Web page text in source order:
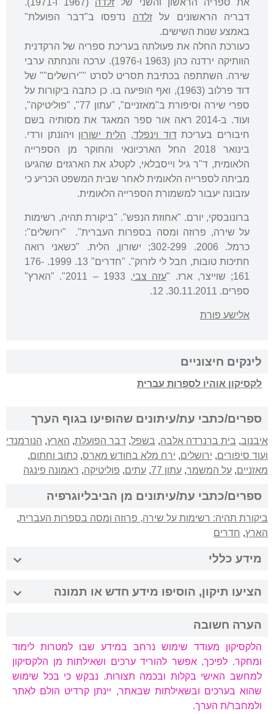
את ספריה הראשון והשני של זלדה
(1967 ו-1971).
דבריה הראשונים עלזלדה נדפסו ב"דבר הפועלת"
באמצע שנות השישים.
כעורכת החלה את פעולתה בעריכת ספריה של הרקדנית
הוותיקה ירדנה כהן (1963 ו-1976). ערכה והנחתה ערבי
שירה. השתתפה בכתיבת תסריט לסרט ""ירושלים"" של
דוד פרלוב (1963), ואף הופיעה בו. כן כתבה ביקורות על
ספרי שירה וסיפורת ב"מאזניים", "עתון 77", "פוליטיקה",
ועוד. ב-2014 ראה אור ספר המאגד את מסותיה בשם
חיבורים בעריכתדוד וינפלד, הלית ישורון ויהונתן ורדי.
בינואר 2018 החל הארכיונאי והחוקר מן הספרייה
הלאומית, ד"ר גיל וייסבלאי, לקטלג את הארגזים שהגיעו
מביתה לספרייה הלאומית לאחר שבית המשפט הכריע כי
עזבונה יעבור למשמורת הספרייה הלאומית.
ברונובסקי, יורם. "אחוזת הנפש". "ביקורת תהיה, רשימות
על שירה, פרוזה ומסה בספרות העברית". ‬ "ירושלים":
כרמל. 2006. 302-299; ישורון, הלית. "כשאני רואה
חתיכות טובות, חבל לי לזרוק". "חדרים" 13. 1999. 176-
161; שוייצר, ארז. "
עזה צבי
, 1933 – 2011". "הארץ"
ספרים. 30.11.2011. 12.
אלישע פורת
לינקים חיצוניים
לקסיקון אוהיו לספרות עברית
ספרים/כתבי עת/עיתונים שהופיעו בגוף הערך
איבנוב, בית ברנרדה אלבה, בשפל, דבר הפועלת, הארץ, הנורמנדי
ועוד סיפורים, ירושלים, ירח מלא בחודש מארס, כתוב וחתום,
מאזניים, על המשמר, עתון 77 , עתים, פוליטיקה, ראמונה פינגה
ספרים/כתבי עת/עיתונים מן הביבליוגרפיה
ביקורת תהיה: רשימות על שירה, פרוזה ומסה בספרות העברית,
הארץ, חדרים
מידע כללי
הציעו תיקון, הוסיפו מידע חדש או תמונה
הערה חשובה
הלקסיקון מעודד שימוש נרחב במידע שבו למטרות לימוד
ומחקר. לפיכך, אפשר להוריד ערכים ושאילתות מן הלקסיקון
למחשב האישי בקלות ובכמה תצורות. נבקש כי בכל שימוש
שהוא בערכים ובשאילתות שבאתר, יינתן קרדיט הולם לאתר
ולמחבר/ת הערך.